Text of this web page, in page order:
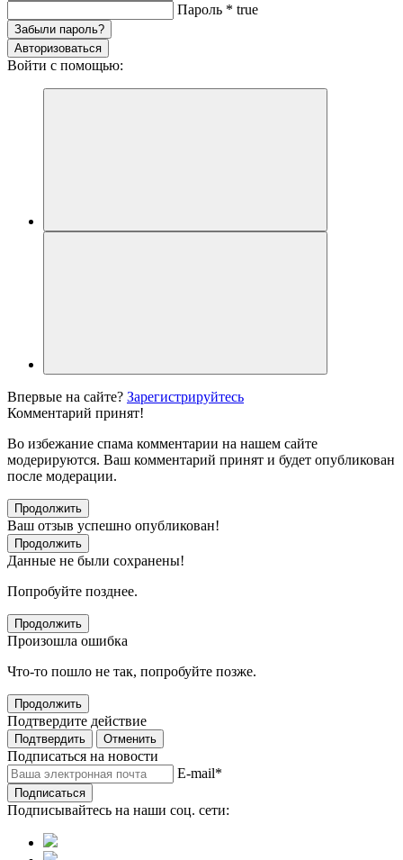
Пароль * true
Забыли пароль?
Авторизоваться
Войти с помощью:
Впервые на сайте? Зарегистрируйтесь
Комментарий принят!
Во избежание спама комментарии на нашем сайте
модерируются. Ваш комментарий принят и будет опубликован
после модерации.
Продолжить
Ваш отзыв успешно опубликован!
Продолжить
Данные не были сохранены!
Попробуйте позднее.
Продолжить
Произошла ошибка
Что-то пошло не так, попробуйте позже.
Продолжить
Подтвердите действие
Подтвердить Отменить
Подписаться на новости
E-mail*
Подписаться
Подписывайтесь на наши соц. сети: